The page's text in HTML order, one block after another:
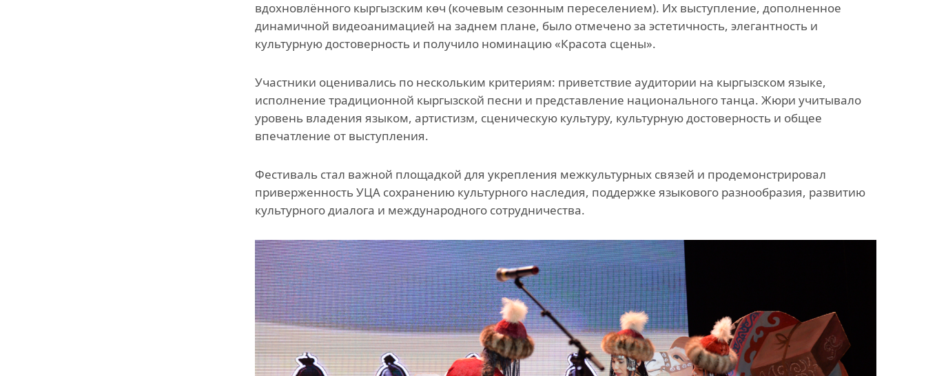
вдохновлённого кыргызским көч (кочевым сезонным переселением). Их выступление, дополненное
динамичной видеоанимацией на заднем плане, было отмечено за эстетичность, элегантность и
культурную достоверность и получило номинацию «Красота сцены».
Участники оценивались по нескольким критериям: приветствие аудитории на кыргызском языке,
исполнение традиционной кыргызской песни и представление национального танца. Жюри учитывало
уровень владения языком, артистизм, сценическую культуру, культурную достоверность и общее
впечатление от выступления.
Фестиваль стал важной площадкой для укрепления межкультурных связей и продемонстрировал
приверженность УЦА сохранению культурного наследия, поддержке языкового разнообразия, развитию
культурного диалога и международного сотрудничества.